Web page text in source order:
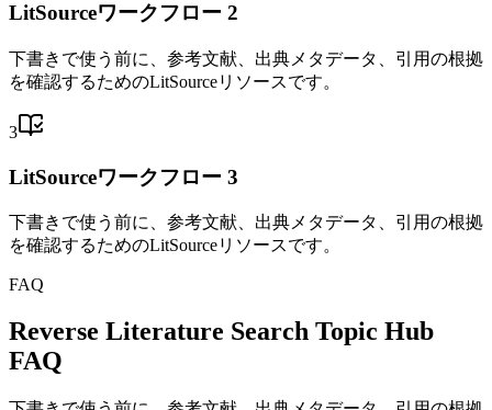
LitSourceワークフロー 2
下書きで使う前に、参考文献、出典メタデータ、引用の根拠
を確認するためのLitSourceリソースです。
3
LitSourceワークフロー 3
下書きで使う前に、参考文献、出典メタデータ、引用の根拠
を確認するためのLitSourceリソースです。
FAQ
Reverse Literature Search Topic Hub
FAQ